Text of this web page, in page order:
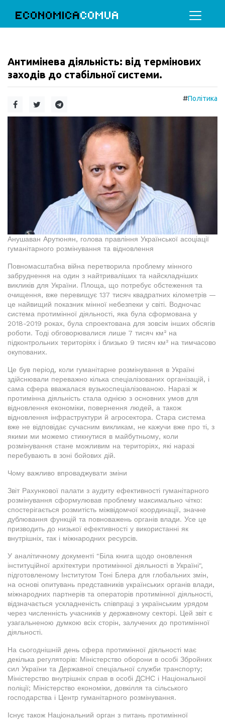
ECONOMICACOMUA
Антимінева діяльність: від термінових
заходів до стабільної системи.
#Політика
Анушаван Арутюнян, голова правління Української асоціації
гуманітарного розмінування та відновлення
Повномасштабна війна перетворила проблему мінного
забруднення на один з найтриваліших та найскладніших
викликів для України. Площа, що потребує обстеження та
очищення, вже перевищує 137 тисяч квадратних кілометрів —
це найвищий показник мінної небезпеки у світі. Водночас
система протимінної діяльності, яка була сформована у
2018-2019 роках, була спроектована для зовсім інших обсягів
роботи. Тоді обговорювалися лише 7 тисяч км² на
підконтрольних територіях і близько 9 тисяч км² на тимчасово
окупованих.
Це був період, коли гуманітарне розмінування в Україні
здійснювали переважно кілька спеціалізованих організацій, і
сама сфера вважалася вузькоспеціалізованою. Наразі ж
протимінна діяльність стала однією з основних умов для
відновлення економіки, повернення людей, а також
відновлення інфраструктури й агросектора. Стара система
вже не відповідає сучасним викликам, не кажучи вже про ті, з
якими ми можемо стикнутися в майбутньому, коли
розмінування стане можливим на територіях, які наразі
перебувають в зоні бойових дій.
Чому важливо впроваджувати зміни
Звіт Рахункової палати з аудиту ефективності гуманітарного
розмінування сформулював проблему максимально чітко:
спостерігається розмитість міжвідомчої координації, значне
дублювання функцій та повноважень органів влади. Усе це
призводить до низької ефективності у використанні як
внутрішніх, так і міжнародних ресурсів.
У аналітичному документі "Біла книга щодо оновлення
інституційної архітектури протимінної діяльності в Україні",
підготовленому Інститутом Тоні Блера для глобальних змін,
на основі опитувань представників українських органів влади,
міжнародних партнерів та операторів протимінної діяльності,
відзначається ускладненість співпраці з українським урядом
через численність учасників у державному секторі. Цей звіт є
узагальненою думкою всіх сторін, залучених до протимінної
діяльності.
На сьогоднішній день сфера протимінної діяльності має
декілька регуляторів: Міністерство оборони в особі Збройних
сил України та Державної спеціальної служби транспорту;
Міністерство внутрішніх справ в особі ДСНС і Національної
поліції; Міністерство економіки, довкілля та сільського
господарства і Центр гуманітарного розмінування.
Існує також Національний орган з питань протимінної